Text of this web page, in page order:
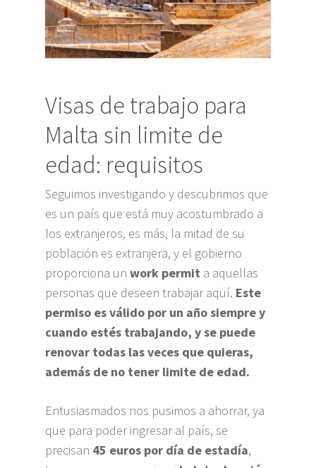
Visas de trabajo para
Malta sin limite de
edad: requisitos
Seguimos investigando y descubrimos que
es un país que está muy acostumbrado a
los extranjeros, es más, la mitad de su
población es extranjera, y el gobierno
proporciona unwork permit a aquellas
personas que deseen trabajar aquí. Este
permiso es válido por un año siempre y
cuando estés trabajando, y se puede
renovar todas las veces que quieras,
además de no tener limite de edad.
Entusiasmados nos pusimos a ahorrar, ya
que para poder ingresar al país, se
precisan 45 euros por día de estadía,